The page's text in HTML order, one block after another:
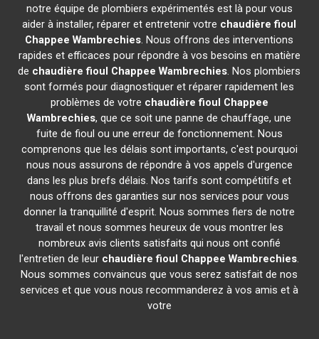
notre équipe de plombiers expérimentés est là pour vous
aider à installer, réparer et entretenir votre chaudière fioul
Chappee Wambrechies. Nous offrons des interventions
rapides et efficaces pour répondre à vos besoins en matière
de chaudière fioul Chappee Wambrechies. Nos plombiers
sont formés pour diagnostiquer et réparer rapidement les
problèmes de votre chaudière fioul Chappee
Wambrechies, que ce soit une panne de chauffage, une
fuite de fioul ou une erreur de fonctionnement. Nous
comprenons que les délais sont importants, c'est pourquoi
nous nous assurons de répondre à vos appels d'urgence
dans les plus brefs délais. Nos tarifs sont compétitifs et
nous offrons des garanties sur nos services pour vous
donner la tranquillité d'esprit. Nous sommes fiers de notre
travail et nous sommes heureux de vous montrer les
nombreux avis clients satisfaits qui nous ont confié
l'entretien de leur chaudière fioul Chappee Wambrechies.
Nous sommes convaincus que vous serez satisfait de nos
services et que vous nous recommanderez à vos amis et à
votre